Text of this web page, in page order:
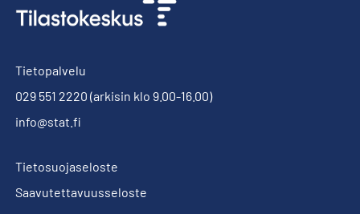
Tietopalvelu
029 551 2220 (arkisin klo 9.00-16.00)
info@stat.fi
Tietosuojaseloste
Saavutettavuusseloste